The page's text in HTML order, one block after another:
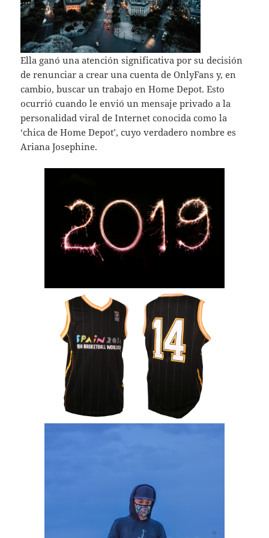
Ella ganó una atención significativa por su decisión
de renunciar a crear una cuenta de OnlyFans y, en
cambio, buscar un trabajo en Home Depot. Esto
ocurrió cuando le envió un mensaje privado a la
personalidad viral de Internet conocida como la
‘chica de Home Depot’, cuyo verdadero nombre es
Ariana Josephine.